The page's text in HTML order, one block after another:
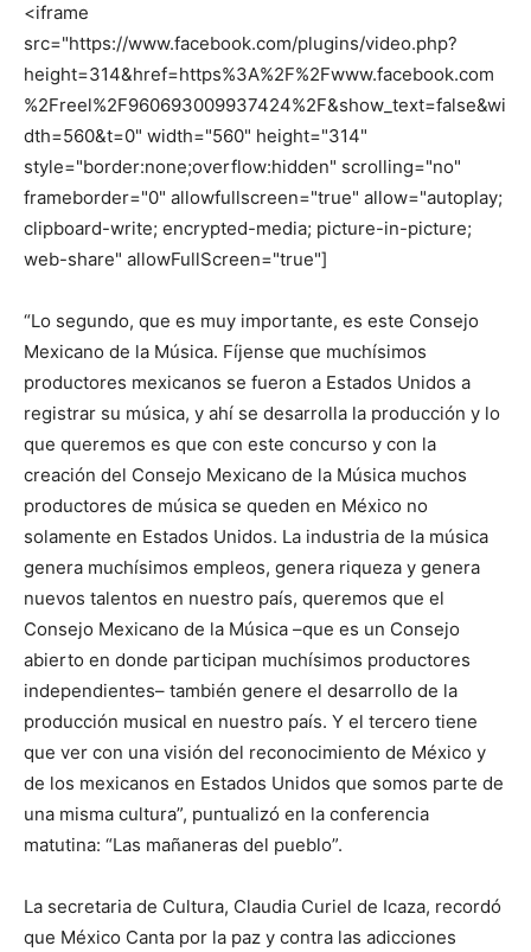
<iframe
src="https://www.facebook.com/plugins/video.php?
height=314&href=https%3A%2F%2Fwww.facebook.com
%2Freel%2F960693009937424%2F&show_text=false&wi
dth=560&t=0" width="560" height="314"
style="border:none;overflow:hidden" scrolling="no"
frameborder="0" allowfullscreen="true" allow="autoplay;
clipboard-write; encrypted-media; picture-in-picture;
web-share" allowFullScreen="true"]
“Lo segundo, que es muy importante, es este Consejo
Mexicano de la Música. Fíjense que muchísimos
productores mexicanos se fueron a Estados Unidos a
registrar su música, y ahí se desarrolla la producción y lo
que queremos es que con este concurso y con la
creación del Consejo Mexicano de la Música muchos
productores de música se queden en México no
solamente en Estados Unidos. La industria de la música
genera muchísimos empleos, genera riqueza y genera
nuevos talentos en nuestro país, queremos que el
Consejo Mexicano de la Música –que es un Consejo
abierto en donde participan muchísimos productores
independientes– también genere el desarrollo de la
producción musical en nuestro país. Y el tercero tiene
que ver con una visión del reconocimiento de México y
de los mexicanos en Estados Unidos que somos parte de
una misma cultura”, puntualizó en la conferencia
matutina: “Las mañaneras del pueblo”.
La secretaria de Cultura, Claudia Curiel de Icaza, recordó
que México Canta por la paz y contra las adicciones